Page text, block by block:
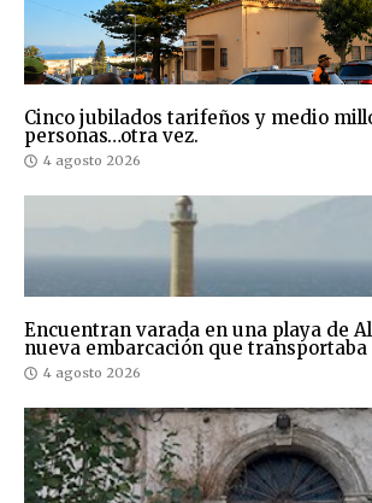
Cinco jubilados tarifeños y medio
personas…otra vez.
4 agosto 2026
Encuentran varada en una playa de
nueva embarcación que
4 agosto 2026